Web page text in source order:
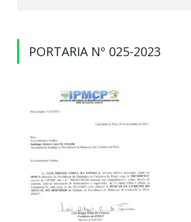
PORTARIA Nº 025-2023